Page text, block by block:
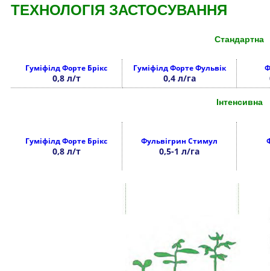
ТЕХНОЛОГІЯ ЗАСТОСУВАННЯ
Стандартна
Гуміфілд Форте Брікс
0,8 л/т
Гуміфілд Форте Фульвік
0,4 л/га
Інтенсивна
Гуміфілд Форте Брікс
0,8 л/т
Фульвігрин Стимул
0,5-1 л/га